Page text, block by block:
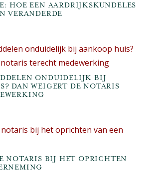
HOE EEN AARDRIJKSKUNDELES
VERANDERDE
ONDUIDELIJK BIJ
DAN WEIGERT DE NOTARIS
NOTARIS BIJ HET OPRICHTEN